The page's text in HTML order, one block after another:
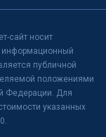
сайт носит
информационный
публичной
положениями
Федерации. Для
указанных